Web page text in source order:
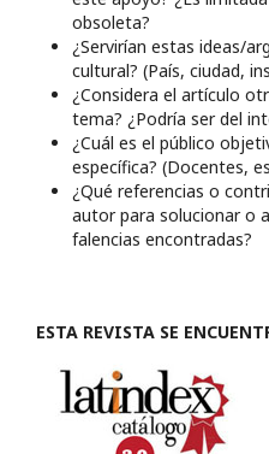
obsoleta?
¿Servirían estas ideas/
cultural? (País, ciudad,
¿Considera el artículo
tema? ¿Podría ser del
¿Cuál es el público
específica? (Docentes,
¿Qué referencias o
autor para solucionar o
falencias encontradas?
ESTA REVISTA SE